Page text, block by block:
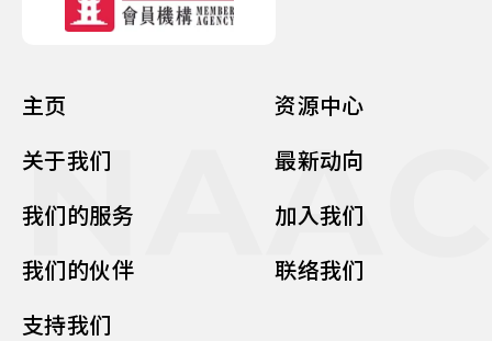
主页
关于我们
我们的服务
我们的伙伴
支持我们
资源中心
最新动向
加入我们
联络我们